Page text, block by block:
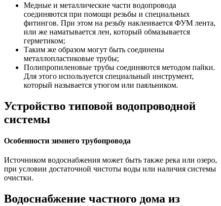
Медные и металлические части водопровода
соединяются при помощи резьбы и специальных
фитингов. При этом на резьбу наклеивается ФУМ лента,
или же наматывается лен, который обмазывается
герметиком;
Таким же образом могут быть соединены
металлопластиковые трубы;
Полипропиленовые трубы соединяются методом пайки.
Для этого используется специальный инструмент,
который называется утюгом или паяльником.
Устройство типовой водопроводной
системы
Особенности зимнего трубопровода
Источником водоснабжения может быть также река или озеро,
при условии достаточной чистоты воды или наличия системы
очистки.
Водоснабжение частного дома из